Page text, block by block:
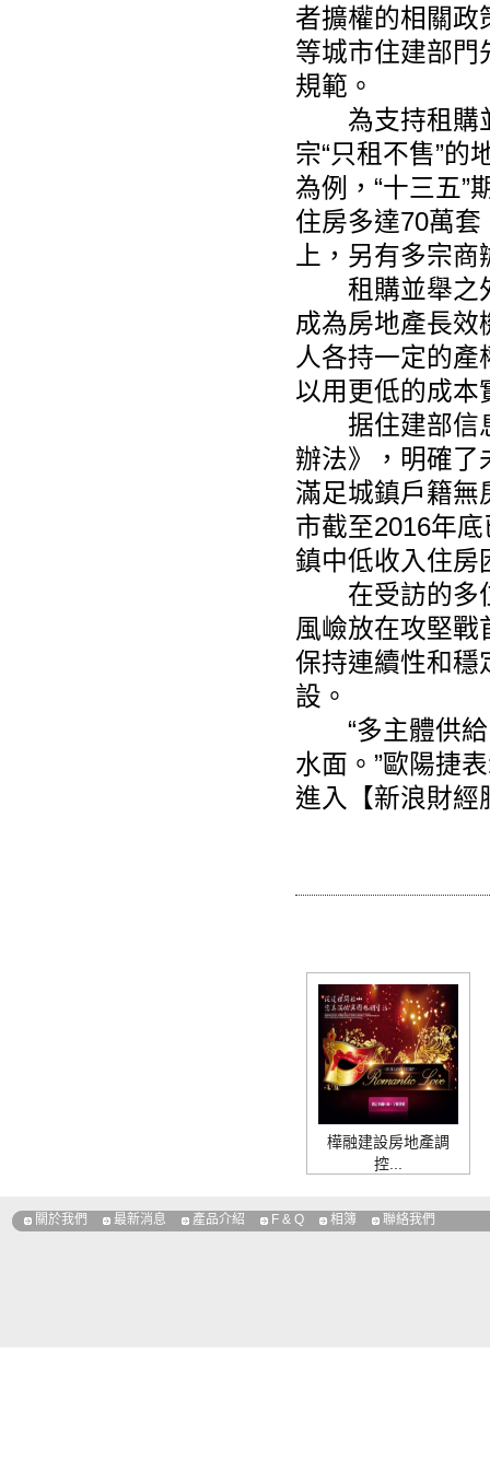
者擴權的相關政
等城市住建部門
規範。
為支持租購並
宗“只租不售”的
為例，“十三五”
住房多達70萬
上，另有多宗
租購並舉之外
成為房地產長效
人各持一定的
以用更低的成本
据住建部信息
辦法》，明確了
滿足城鎮戶籍無
市截至2016年
鎮中低收入住房
在受訪的多位
風嶮放在攻堅戰
保持連續性和穩
設 。
“多主體供給
水面。”歐陽捷
進入【新浪財經
樺融建設房地產調
控...
關於我們 最新消息 產品介紹 F & Q 相簿 聯絡我們